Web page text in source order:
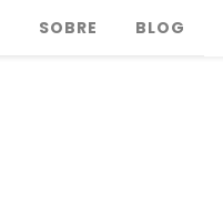
SOBRE BLOG